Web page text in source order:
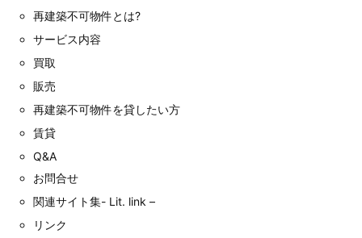
再建築不可物件とは?
サービス内容
買取
販売
再建築不可物件を貸したい方
賃貸
Q&A
お問合せ
関連サイト集- Lit. link –
リンク